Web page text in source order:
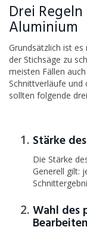
Drei
Aluminium
Grundsätzlich ist
der Stichsäge zu
meisten Fällen
Schnittverläufe und
sollten folgende
Stärke
Die Stärke
Generell gilt:
Wahl des